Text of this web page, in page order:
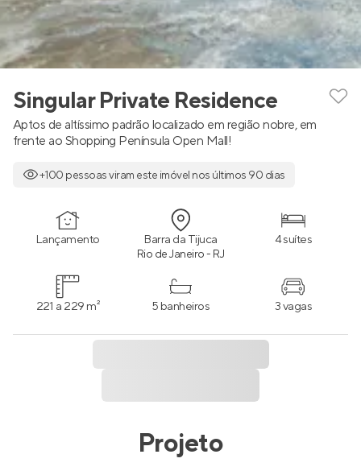
Singular Private Residence
Aptos de altíssimo padrão localizado em região nobre, em
frente ao Shopping Península Open Mall!
+100 pessoas viram este imóvel nos últimos 90 dias
Lançamento Barra da Tijuca
Rio de Janeiro - RJ
4 suítes
221 a 229 m² 5 banheiros 3 vagas
Projeto